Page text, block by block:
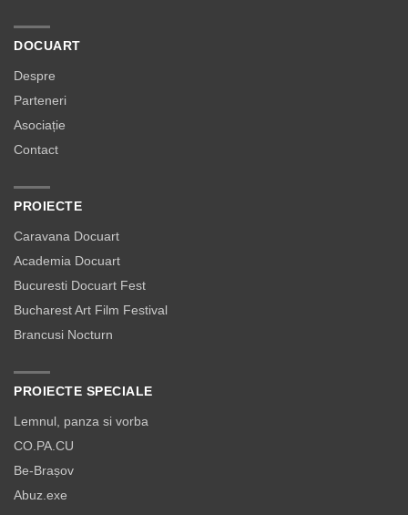
DOCUART
Despre
Parteneri
Asociație
Contact
PROIECTE
Caravana Docuart
Academia Docuart
Bucuresti Docuart Fest
Bucharest Art Film Festival
Brancusi Nocturn
PROIECTE SPECIALE
Lemnul, panza si vorba
CO.PA.CU
Be-Brașov
Abuz.exe